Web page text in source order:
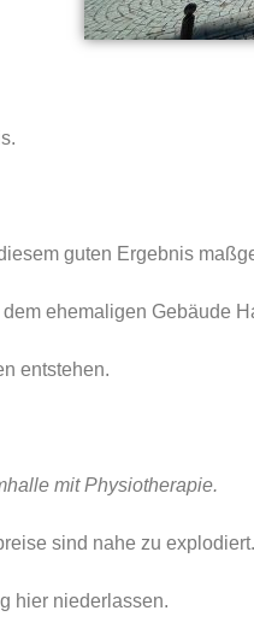
guten Ergebnis
ehemaligen Gebäude
entstehen.
mit Physiotherapie.
sind nahe zu explodiert.
hier niederlassen.